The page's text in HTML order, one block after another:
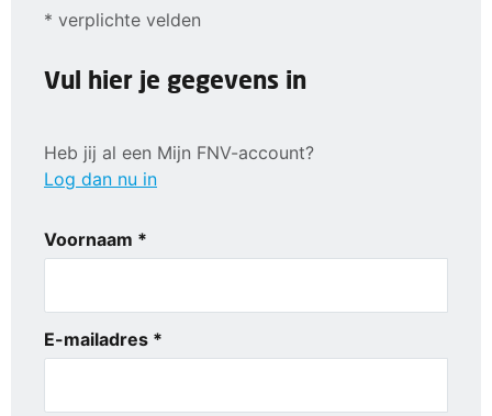
* verplichte velden
Vul hier je gegevens in
Heb jij al een Mijn FNV-account?
Log dan nu in
Voornaam *
E-mailadres *